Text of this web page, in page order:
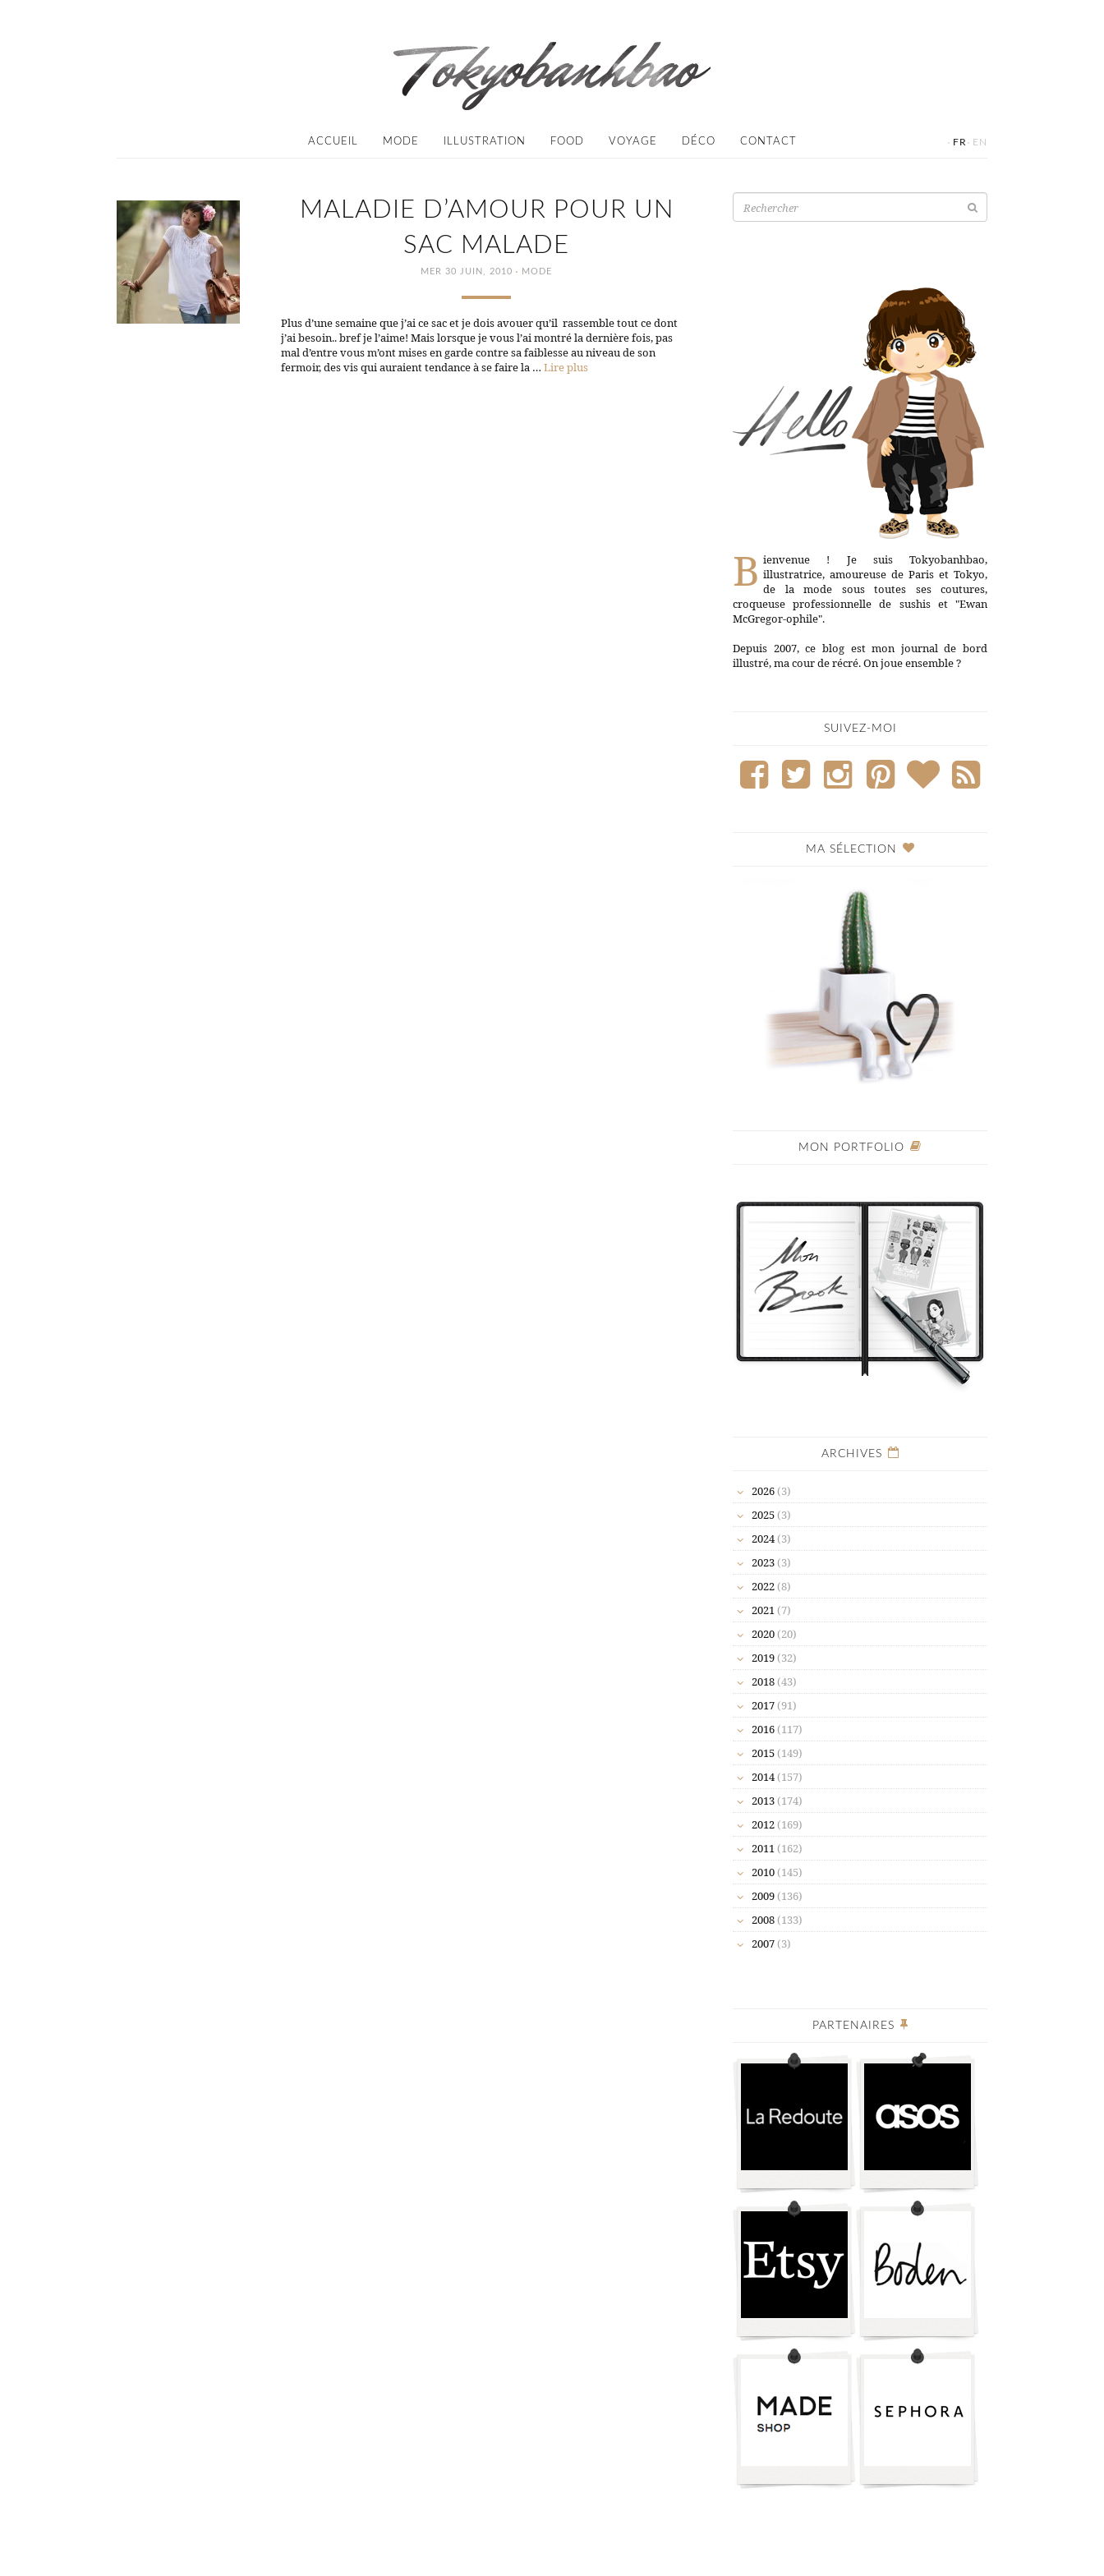
ACCUEIL MODE ILLUSTRATION FOOD VOYAGE DÉCO CONTACT · FR · EN
MALADIE D’AMOUR POUR UN
SAC MALADE
MER 30 JUIN, 2010 · MODE
Plus d’une semaine que j’ai ce sac et je dois avouer qu’il rassemble tout ce dont
j’ai besoin.. bref je l’aime! Mais lorsque je vous l’ai montré la dernière fois, pas
mal d’entre vous m’ont mises en garde contre sa faiblesse au niveau de son
fermoir, des vis qui auraient tendance à se faire la … Lire plus
Recherche
pour:
B ienvenue ! Je suis Tokyobanhbao,
illustratrice, amoureuse de Paris et Tokyo,
de la mode sous toutes ses coutures,
croqueuse professionnelle de sushis et "Ewan
McGregor-ophile".
Depuis 2007, ce blog est mon journal de bord
illustré, ma cour de récré. On joue ensemble ?
SUIVEZ-MOI
MA SÉLECTION
MON PORTFOLIO
ARCHIVES
2026 (3)
2025 (3)
2024 (3)
2023 (3)
2022 (8)
2021 (7)
2020 (20)
2019 (32)
2018 (43)
2017 (91)
2016 (117)
2015 (149)
2014 (157)
2013 (174)
2012 (169)
2011 (162)
2010 (145)
2009 (136)
2008 (133)
2007 (3)
PARTENAIRES